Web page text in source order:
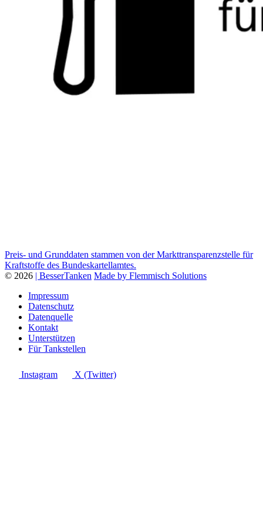
Preis- und Grunddaten stammen von der Markttransparenzstelle für
Kraftstoffe des Bundeskartellamtes.
© 2026 | BesserTanken Made by Flemmisch Solutions
Impressum
Datenschutz
Datenquelle
Kontakt
Unterstützen
Für Tankstellen
Instagram X (Twitter)